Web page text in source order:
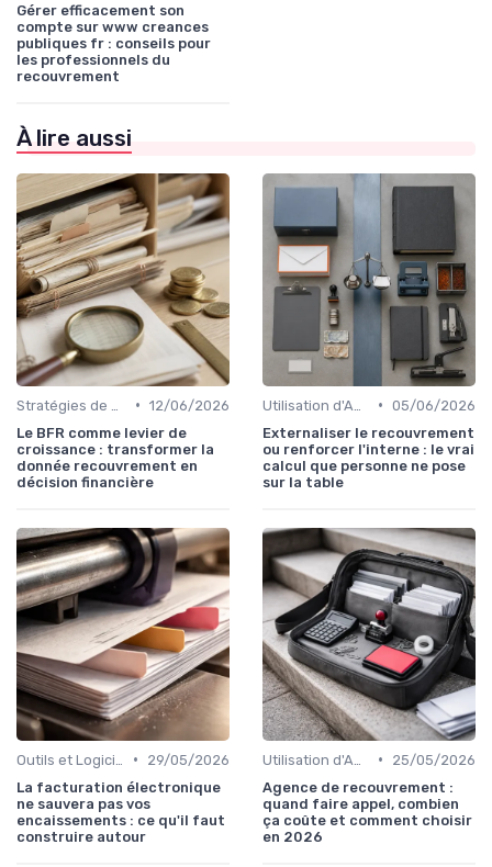
Gérer efficacement son
compte sur www creances
publiques fr : conseils pour
les professionnels du
recouvrement
À lire aussi
• 12/06/2026
Le BFR comme levier de
croissance : transformer la
donnée recouvrement en
décision financière
• 05/06/2026
Externaliser le recouvrement
ou renforcer l'interne : le vrai
calcul que personne ne pose
sur la table
•
29/05/2026
La facturation électronique
ne sauvera pas vos
encaissements : ce qu'il faut
construire autour
•
25/05/2026
Agence de recouvrement :
quand faire appel, combien
ça coûte et comment choisir
en 2026